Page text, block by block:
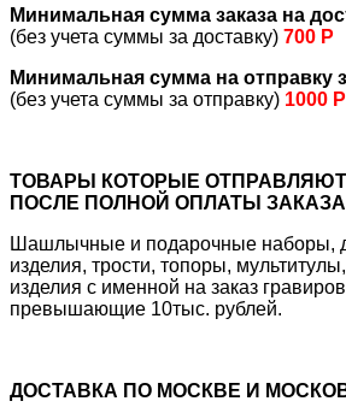
Минимальная сумма заказа на
(без учета суммы за доставку) 700 Р
Минимальная сумма на отправку
(без учета суммы за отправку) 1000 Р
ТОВАРЫ КОТОРЫЕ
ПОСЛЕ ПОЛНОЙ ОПЛАТЫ
Шашлычные и подарочные наборы,
изделия, трости, топоры,
изделия с именной на заказ
превышающие 10тыс. рублей.
ДОСТАВКА ПО МОСКВЕ И